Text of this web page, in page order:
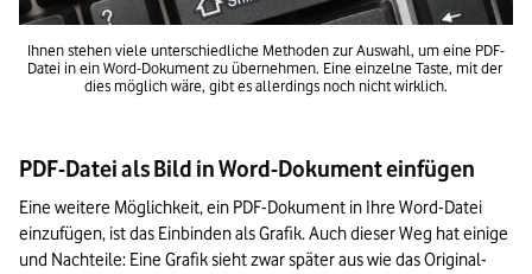
Ihnen stehen viele unterschiedliche Methoden zur Auswahl, um eine PDF-
Datei in ein Word-Dokument zu übernehmen. Eine einzelne Taste, mit der
dies möglich wäre, gibt es allerdings noch nicht wirklich.
PDF-Datei als Bild in Word-Dokument einfügen
Eine weitere Möglichkeit, ein PDF-Dokument in Ihre Word-Datei
einzufügen, ist das Einbinden als Grafik. Auch dieser Weg hat einige
und Nachteile: Eine Grafik sieht zwar später aus wie das Original-